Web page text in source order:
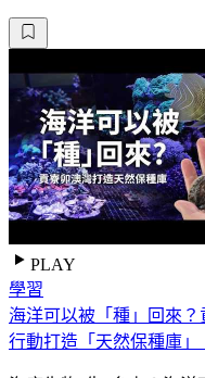
PLAY
學習
海洋可以被「種」回來
行動打造「天然保種庫」